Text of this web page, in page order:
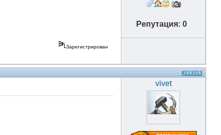
Репутация: 0
Зарегистрирован
#213313
vivet